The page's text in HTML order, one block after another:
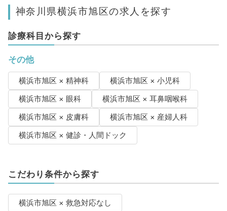
神奈川県横浜市旭区の求人を探す
診療科目から探す
その他
横浜市旭区 × 精神科
横浜市旭区 × 小児科
横浜市旭区 × 眼科
横浜市旭区 × 耳鼻咽喉科
横浜市旭区 × 皮膚科
横浜市旭区 × 産婦人科
横浜市旭区 × 健診・人間ドック
こだわり条件から探す
横浜市旭区 × 救急対応なし